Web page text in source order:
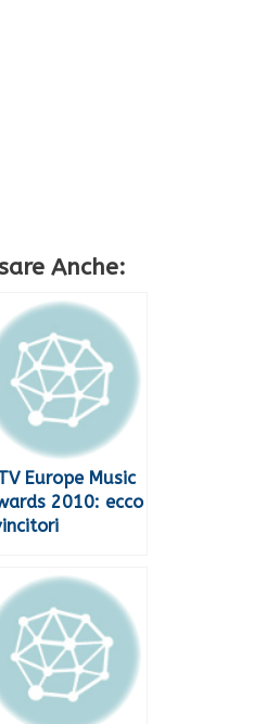
Anche:
Europe Music
2010: ecco